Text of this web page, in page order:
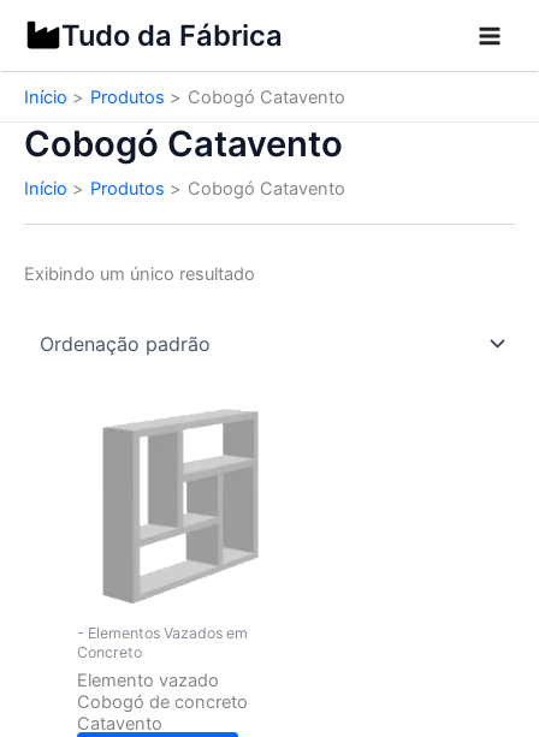
para
o
conteúdo
Tudo da Fábrica
Início Produtos Cobogó Catavento
Cobogó Catavento
Início Produtos Cobogó Catavento
Exibindo um único resultado
- Elementos Vazados em
Concreto
Elemento vazado
Cobogó de concreto
Catavento